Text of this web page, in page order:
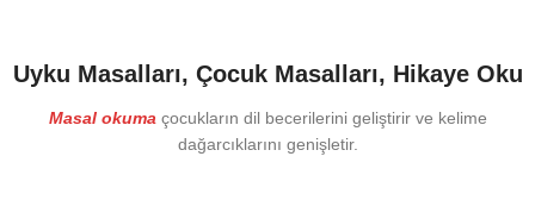
Uyku Masalları, Çocuk Masalları, Hikaye Oku
Masal okuma çocukların dil becerilerini geliştirir ve kelime
dağarcıklarını genişletir.